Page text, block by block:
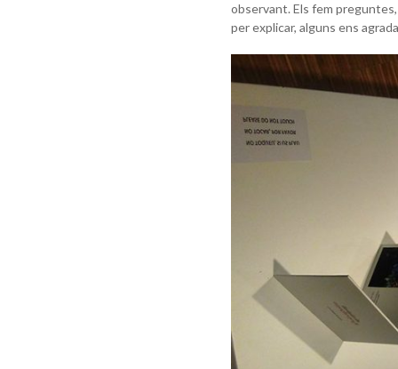
observant. Els fem
per explicar, alguns ens